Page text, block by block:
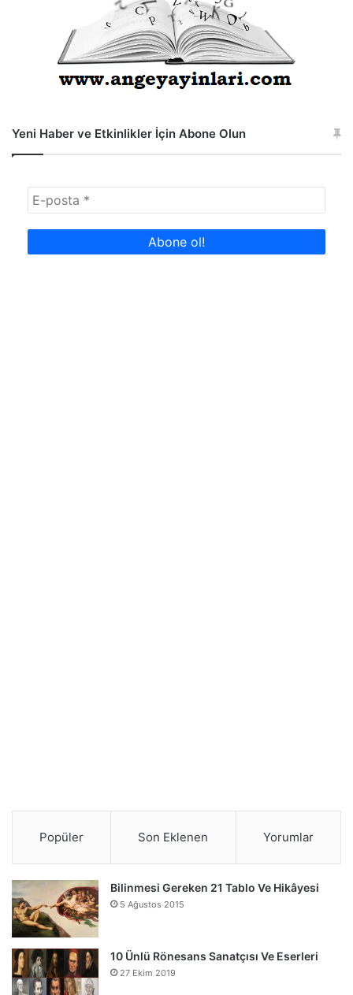
Yeni Haber ve Etkinlikler İçin Abone Olun
Popüler Son Eklenen Yorumlar
Bilinmesi Gereken 21 Tablo Ve Hikâyesi
5 Ağustos 2015
10 Ünlü Rönesans Sanatçısı Ve Eserleri
27 Ekim 2019